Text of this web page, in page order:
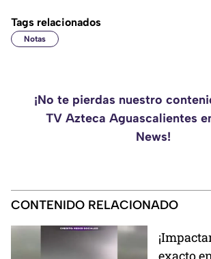
Tags relacionados
Notas
¡No te pierdas nuestro
TV Azteca Aguascalientes
News!
CONTENIDO RELACIONADO
exacto